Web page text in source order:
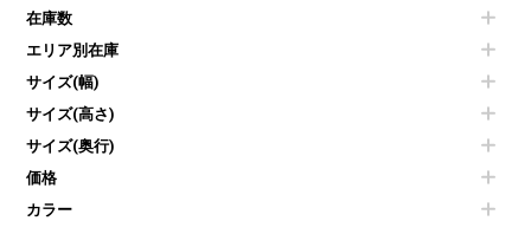
傘立て
食器棚・キッチンキャビネット
カタログスタンド
オフィスアクセサリーその他
センターテーブル・サイドテーブル
ベンチ・スツール
ソファ
シェルフ
ダストボックス（ゴミ箱）
インテリア家具その他
空気清浄機・加湿器
液晶テレビ・モニター類
エアコン
掃除機
季節家電
在庫数
エリア別在庫
サイズ(幅)
サイズ(高さ)
サイズ(奥行)
価格
カラー